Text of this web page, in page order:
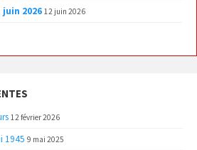
2026 12 juin 2026
12 février 2026
1945 9 mai 2025